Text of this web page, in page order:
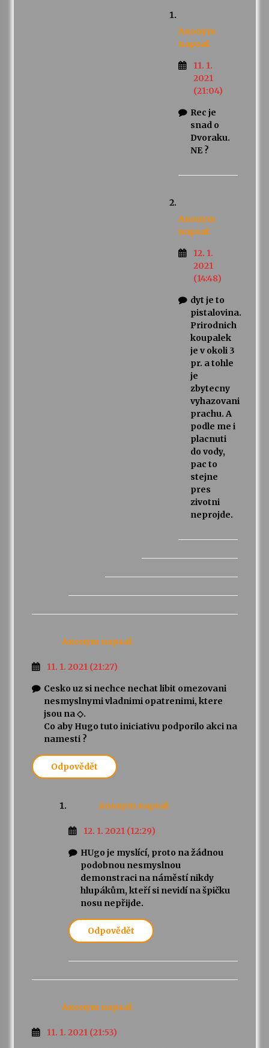
Anonym
napsal:
11. 1.
2021
(21:04)
Rec je
snad o
Dvoraku.
NE ?
Anonym
napsal:
12. 1.
2021
(14:48)
dyt je to
pistalovina.
Prirodnich
koupalek
je v okoli 3
pr. a tohle
je
zbytecny
vyhazovani
prachu. A
podle me i
placnuti
do vody,
pac to
stejne
pres
zivotni
neprojde.
Anonym napsal:
11. 1. 2021 (21:27)
Cesko uz si nechce nechat libit omezovani
nesmyslnymi vladnimi opatrenimi, ktere
jsou na ◇.
Co aby Hugo tuto iniciativu podporilo akci na
namesti ?
Odpovědět
Anonym napsal:
12. 1. 2021 (12:29)
HUgo je myslící, proto na žádnou
podobnou nesmyslnou
demonstraci na náměstí nikdy
hlupákům, kteří si nevidí na špičku
nosu nepřijde.
Odpovědět
Anonym napsal:
11. 1. 2021 (21:53)